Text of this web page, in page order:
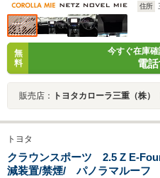
住所
無
料
今すぐ在庫
電
販売店： トヨタカローラ三重（株）
トヨタ
クラウンスポーツ 2.5 Z E-
減装置/禁煙/ パノラマルーフ